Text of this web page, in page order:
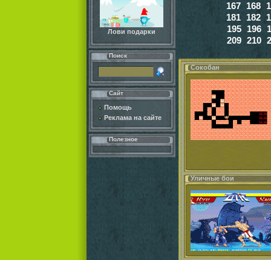
Лови подарки
Поиск
Сайт
Помощь
Реклама на сайте
Полезное
167 168
181 182
195 196
209 210
Сокобан
Уличные бои